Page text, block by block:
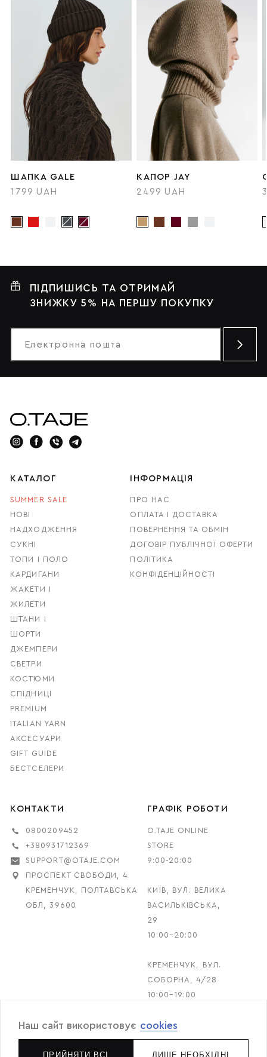
Наш сайт використовує cookies
ПРИЙНЯТИ ВСІ ЛИШЕ НЕОБХІДНІ
ШАПКА GALE
1799 UAH
КАПОР JAY
2499 UAH
ПІДПИШИСЬ ТА ОТРИМАЙ
ЗНИЖКУ 5% НА ПЕРШУ ПОКУПКУ
КАТАЛОГ
SUMMER SALE
НОВІ
НАДХОДЖЕННЯ
СУКНІ
ТОПИ І ПОЛО
КАРДИГАНИ
ЖАКЕТИ І
ЖИЛЕТИ
ШТАНИ І
ШОРТИ
ДЖЕМПЕРИ
СВЕТРИ
КОСТЮМИ
СПІДНИЦІ
PREMIUM
ITALIAN YARN
АКСЕСУАРИ
GIFT GUIDE
БЕСТСЕЛЕРИ
ІНФОРМАЦІЯ
ПРО НАС
ОПЛАТА І ДОСТАВКА
ПОВЕРНЕННЯ ТА ОБМІН
ДОГОВІР ПУБЛІЧНОЇ ОФЕРТИ
ПОЛІТИКА
КОНФІДЕНЦІЙНОСТІ
КОНТАКТИ
0800209452
+380931712369
SUPPORT@OTAJE.COM
ПРОСПЕКТ СВОБОДИ, 4
КРЕМЕНЧУК, ПОЛТАВСЬКА
ОБЛ, 39600
ГРАФІК РОБОТИ
O.TAJE ONLINE
STORE
9:00-20:00
КИЇВ, ВУЛ. ВЕЛИКА
ВАСИЛЬКІВСЬКА,
29
10:00–20:00
КРЕМЕНЧУК, ВУЛ.
СОБОРНА, 4/28
10:00–19:00